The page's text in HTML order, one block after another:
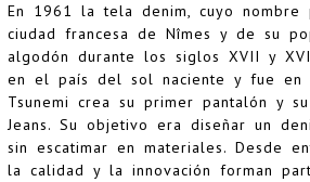
En 1961 la tela denim, cuyo nombre
ciudad francesa de Nîmes y de su
algodón durante los siglos XVII y
en el país del sol naciente y fue en
Tsunemi crea su primer pantalón y
Jeans. Su objetivo era diseñar un
sin escatimar en materiales. Desde
la calidad y la innovación forman